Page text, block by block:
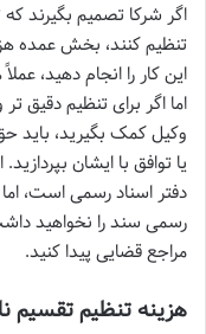
اگر شرکا تصمیم بگیرند
تنظیم کنند، بخش عمده
این کار را انجام دهید،
اما اگر برای تنظیم دقیق
وکیل کمک بگیرید، باید
یا توافق با ایشان
دفتر اسناد رسمی است، اما
رسمی سند را نخواهید
مراجع قضایی پیدا کنید.
هزینه تنظیم تقسیم